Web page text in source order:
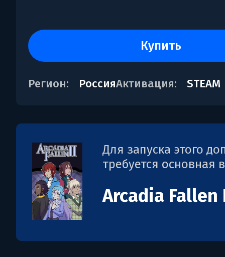
купить
Регион: РоссияАктивация: STEAM
Для запуска этого
требуется основная
Arcadia Fallen